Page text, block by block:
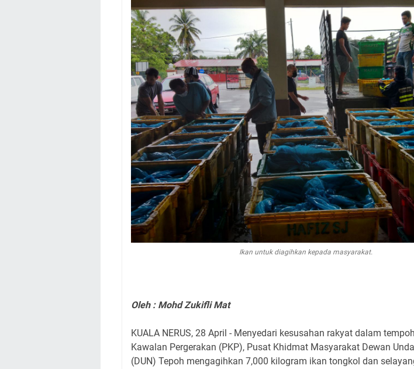
Ikan untuk diagihkan kepada masyarakat.
Oleh : Mohd Zukifli Mat
KUALA NERUS, 28 April - Menyedari kesusahan rakyat dalam
Kawalan Pergerakan (PKP), Pusat Khidmat Masyarakat Dewan
(DUN) Tepoh mengagihkan 7,000 kilogram ikan tongkol dan